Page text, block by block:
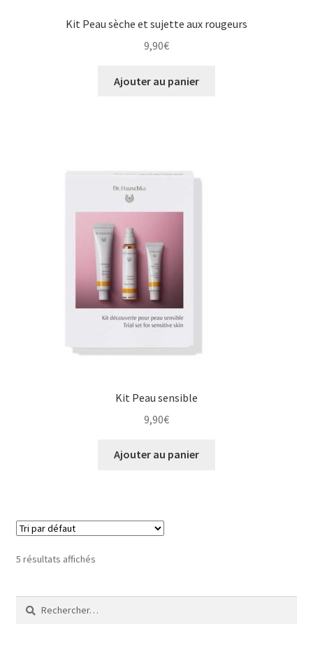
Kit Peau sèche et sujette aux rougeurs
9,90€
Ajouter au panier
Kit Peau sensible
9,90€
Ajouter au panier
5 résultats affichés
Rechercher :